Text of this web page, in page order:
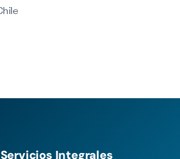
Servicios Integrales